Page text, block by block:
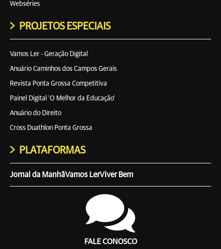
Webséries
PROJETOS ESPECIAIS
Vamos Ler - Geração Digital
Anuário Caminhos dos Campos Gerais
Revista Ponta Grossa Competitiva
Painel Digital 'O Melhor da Educação'
Anuário do Direito
Cross Duathlon Ponta Grossa
PLATAFORMAS
Jornal da ManhãVamos LerViver Bem
FALE CONOSCO